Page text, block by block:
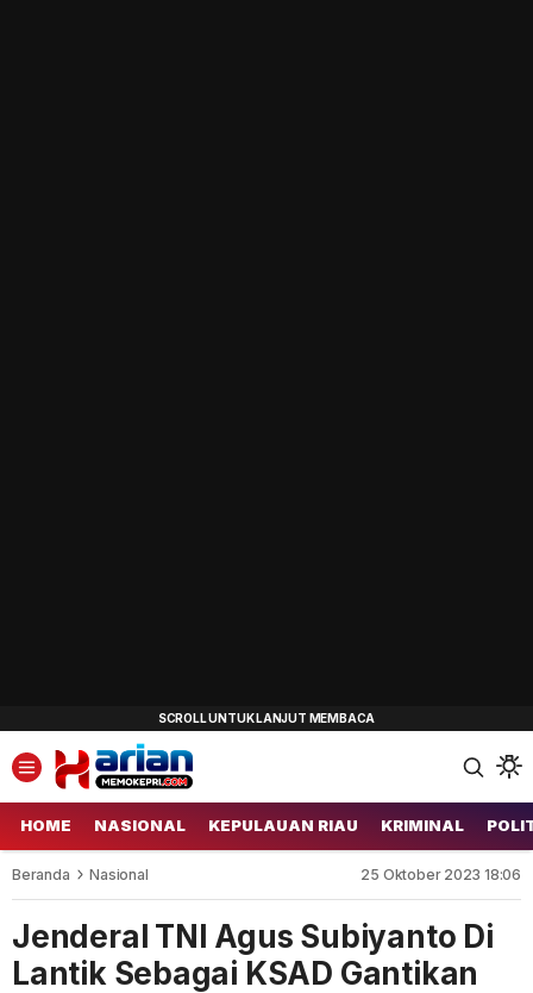
HOME NASIONAL KEPULAUAN RIAU KRIMINAL
Beranda Nasional 25 Oktober 2023 18:06
Jenderal TNI Agus Subiyanto Di
Lantik Sebagai KSAD Gantikan